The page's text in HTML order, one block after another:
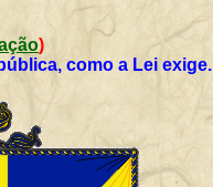
)
como a Lei exige.